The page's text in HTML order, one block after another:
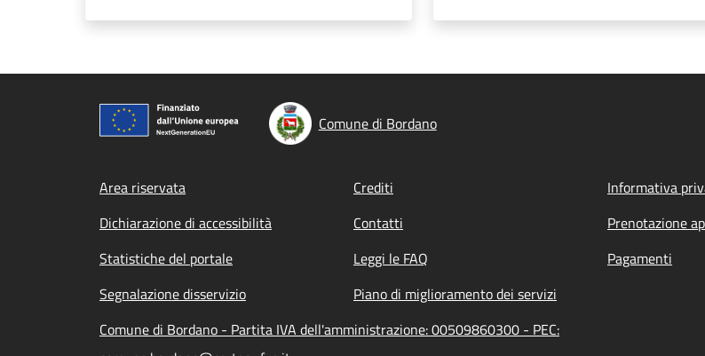
Comune di Bordano
Footer menu
Area riservata Crediti Informativa
Dichiarazione di accessibilità
Contatti Prenotazione
Statistiche del portale
Leggi le FAQ Pagamenti
Segnalazione disservizio
Piano di miglioramento dei servizi
Comune di Bordano - Partita IVA dell'amministrazione: 00509860300 - PEC: